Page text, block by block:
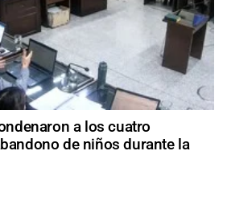
a los cuatro
de niños durante la